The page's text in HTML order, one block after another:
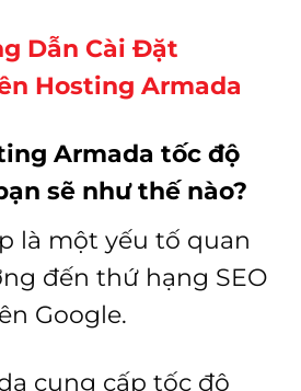
Dẫn Cài Đặt
Hosting Armada
Armada tốc độ
sẽ như thế nào?
là một yếu tố quan
đến thứ hạng SEO
Google.
cung cấp tốc độ